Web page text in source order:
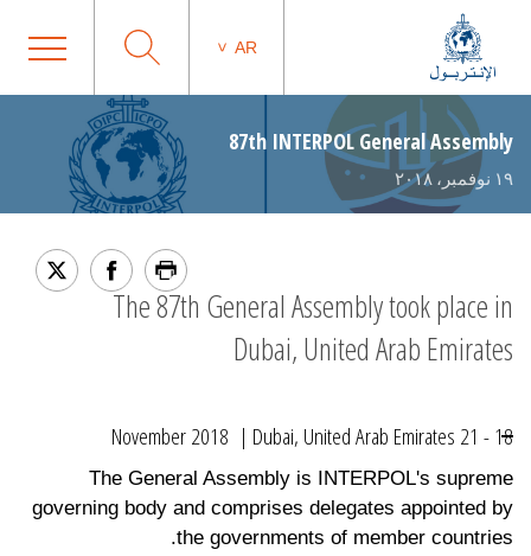
AR
87th INTERPOL General Assembly
١٩ نوفمبر، ٢٠١٨
The 87th General Assembly took place in
Dubai, United Arab Emirates
18 - 21 November 2018 | Dubai, United Arab Emirates
The General Assembly is INTERPOL's supreme
governing body and comprises delegates appointed by
the governments of member countries.